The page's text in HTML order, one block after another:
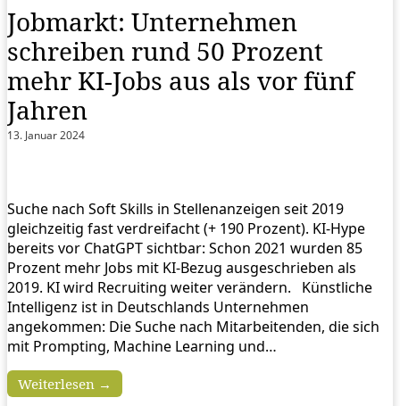
Jobmarkt: Unternehmen
schreiben rund 50 Prozent
mehr KI-Jobs aus als vor fünf
Jahren
13. Januar 2024
Suche nach Soft Skills in Stellenanzeigen seit 2019
gleichzeitig fast verdreifacht (+ 190 Prozent). KI-Hype
bereits vor ChatGPT sichtbar: Schon 2021 wurden 85
Prozent mehr Jobs mit KI-Bezug ausgeschrieben als
2019. KI wird Recruiting weiter verändern. Künstliche
Intelligenz ist in Deutschlands Unternehmen
angekommen: Die Suche nach Mitarbeitenden, die sich
mit Prompting, Machine Learning und…
Weiterlesen →